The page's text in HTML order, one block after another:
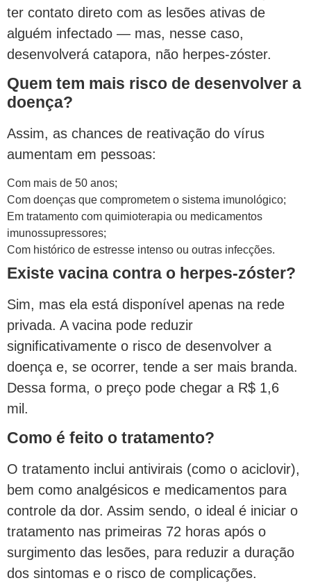
ter contato direto com as lesões ativas de
alguém infectado — mas, nesse caso,
desenvolverá catapora, não herpes-zóster.
Quem tem mais risco de desenvolver a
doença?
Assim, as chances de reativação do vírus
aumentam em pessoas:
Com mais de 50 anos;
Com doenças que comprometem o sistema imunológico;
Em tratamento com quimioterapia ou medicamentos
imunossupressores;
Com histórico de estresse intenso ou outras infecções.
Existe vacina contra o herpes-zóster?
Sim, mas ela está disponível apenas na rede
privada. A vacina pode reduzir
significativamente o risco de desenvolver a
doença e, se ocorrer, tende a ser mais branda.
Dessa forma, o preço pode chegar a R$ 1,6
mil.
Como é feito o tratamento?
O tratamento inclui antivirais (como o aciclovir),
bem como analgésicos e medicamentos para
controle da dor. Assim sendo, o ideal é iniciar o
tratamento nas primeiras 72 horas após o
surgimento das lesões, para reduzir a duração
dos sintomas e o risco de complicações.